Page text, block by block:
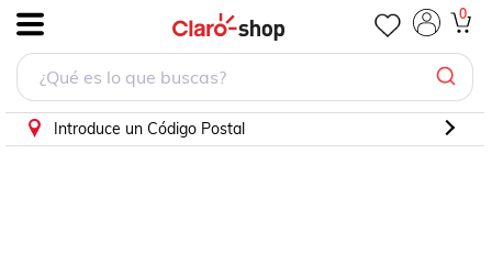
0
Introduce un Código Postal
PorCategorías
PorMarcas
PorDescuento